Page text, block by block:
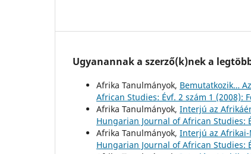
Ugyanannak a szerző(k)nek a
Afrika Tanulmányok, Bemutatkozik…
African Studies: Évf. 2 szám 1 (2008):
Afrika Tanulmányok, Interjú az
Hungarian Journal of African Studies:
Afrika Tanulmányok, Interjú az Afrikai-
Hungarian Journal of African Studies: